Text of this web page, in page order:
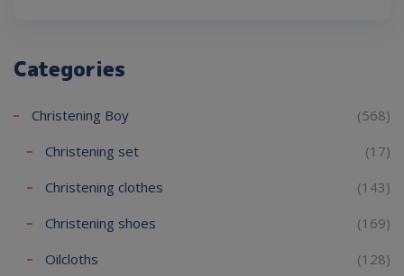
Categories
Christening Boy
(568)
Christening set
(17)
Christening clothes
(143)
Christening shoes
(169)
Oilcloths
(128)